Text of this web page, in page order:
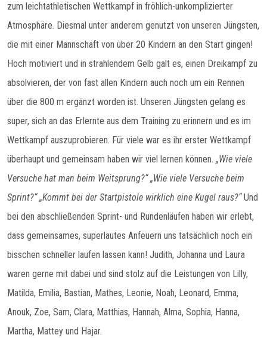
zum leichtathletischen Wettkampf in fröhlich-unkomplizierter
Atmosphäre. Diesmal unter anderem genutzt von unseren Jüngsten,
die mit einer Mannschaft von über 20 Kindern an den Start gingen!
Hoch motiviert und in strahlendem Gelb galt es, einen Dreikampf zu
absolvieren, der von fast allen Kindern auch noch um ein Rennen
über die 800 m ergänzt worden ist. Unseren Jüngsten gelang es
super, sich an das Erlernte aus dem Training zu erinnern und es im
Wettkampf auszuprobieren. Für viele war es ihr erster Wettkampf
überhaupt und gemeinsam haben wir viel lernen können. „Wie viele
Versuche hat man beim Weitsprung?“ „Wie viele Versuche beim
Sprint?“ „Kommt bei der Startpistole wirklich eine Kugel raus?“Und
bei den abschließenden Sprint- und Rundenläufen haben wir erlebt,
dass gemeinsames, superlautes Anfeuern uns tatsächlich noch ein
bisschen schneller laufen lassen kann! Judith, Johanna und Laura
waren gerne mit dabei und sind stolz auf die Leistungen von Lilly,
Matilda, Emilia, Bastian, Mathes, Leonie, Noah, Leonard, Emma,
Anouk, Zoe, Sam, Clara, Matthias, Hannah, Alma, Sophia, Hanna,
Martha, Mattey und Hajar.